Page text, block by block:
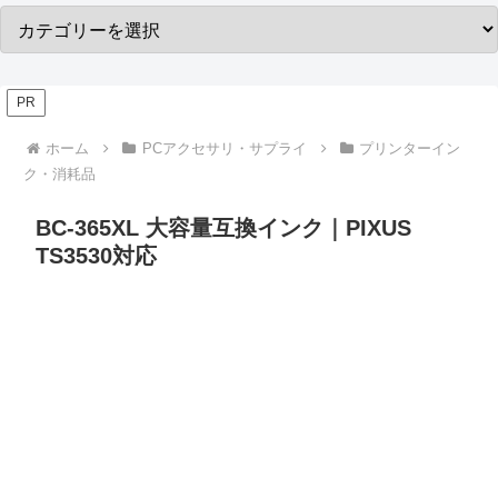
PR
ホーム PCアクセサリ・サプライ
プリンターイン
ク・消耗品
BC-365XL 大容量互換インク｜PIXUS
TS3530対応